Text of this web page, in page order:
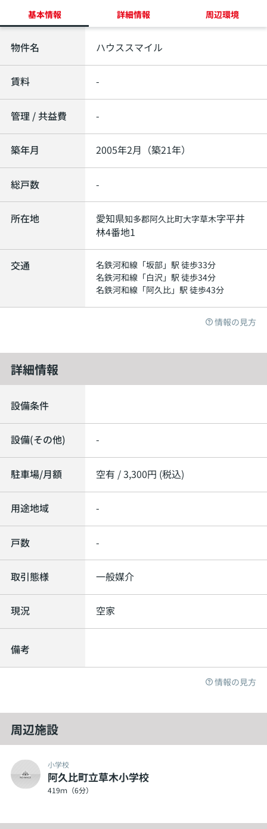
基本情報 詳細情報 周辺環境
物件名 ハウススマイル
賃料 -
管理 / 共益費 -
築年月 2005年2月（築21年）
総戸数 -
所在地 愛知県知多郡阿久比町大字草木字平井
林4番地1
交通 名鉄河和線 「坂部」駅 徒歩33分
名鉄河和線 「白沢 」駅 徒歩34分
名鉄河和線 「阿久比」駅 徒歩43分
情報の見方
詳細情報
設備条件
設備(その他) -
駐車場/月額 空有 / 3,300円 (税込)
用途地域 -
戸数 -
取引態様 一般媒介
現況 空家
備考
情報の見方
周辺施設
小学校
阿久比町立草木小学校
419ｍ（6分）